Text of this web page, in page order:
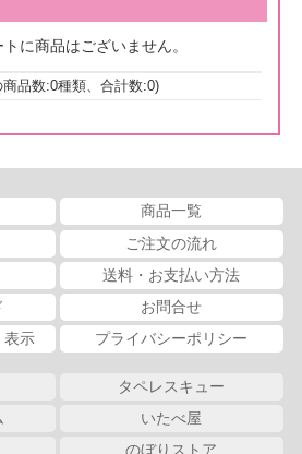
に商品はございません。
商品数:0種類、合計数:0)
商品一覧
ご注文の流れ
送料・お支払い方法
お問合せ
表示
プライバシーポリシー
タペレスキュー
いたべ屋
のぼりストア